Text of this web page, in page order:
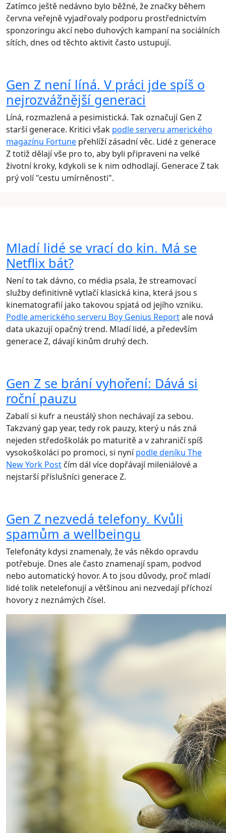
Zatímco ještě nedávno bylo běžné, že značky během
června veřejně vyjadřovaly podporu prostřednictvím
sponzoringu akcí nebo duhových kampaní na sociálních
sítích, dnes od těchto aktivit často ustupují.
Gen Z není líná. V práci jde spíš o
nejrozvážnější generaci
Líná, rozmazlená a pesimistická. Tak označují Gen Z
starší generace. Kritici však podle serveru amerického
magazínu Fortune přehlíží zásadní věc. Lidé z generace
Z totiž dělají vše pro to, aby byli připraveni na velké
životní kroky, kdykoli se k nim odhodlají. Generace Z tak
prý volí "cestu umírněnosti".
Mladí lidé se vrací do kin. Má se
Netflix bát?
Není to tak dávno, co média psala, že streamovací
služby definitivně vytlačí klasická kina, která jsou s
kinematografií jako takovou spjatá od jejího vzniku.
Podle amerického serveru Boy Genius Reportale nová
data ukazují opačný trend. Mladí lidé, a především
generace Z, dávají kinům druhý dech.
Gen Z se brání vyhoření: Dává si
roční pauzu
Zabalí si kufr a neustálý shon nechávají za sebou.
Takzvaný gap year, tedy rok pauzy, který u nás zná
nejeden středoškolák po maturitě a v zahraničí spíš
vysokoškoláci po promoci, si nynípodle deníku The
New York Post čím dál více dopřávají mileniálové a
nejstarší příslušníci generace Z.
Gen Z nezvedá telefony. Kvůli
spamům a wellbeingu
Telefonáty kdysi znamenaly, že vás někdo opravdu
potřebuje. Dnes ale často znamenají spam, podvod
nebo automatický hovor. A to jsou důvody, proč mladí
lidé tolik netelefonují a většinou ani nezvedají příchozí
hovory z neznámých čísel.